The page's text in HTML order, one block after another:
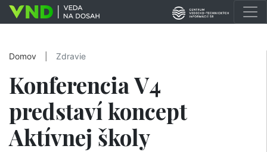
Domov Zdravie
Konferencia V4
predstaví koncept
Aktívnej školy